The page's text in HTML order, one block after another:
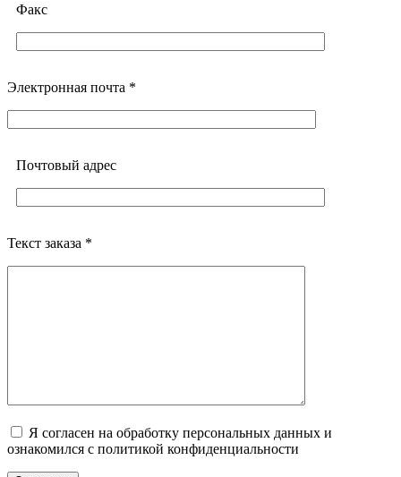
Факс
Электронная почта *
Почтовый адреc
Текст заказа *
Я согласен на обработку персональных данных и
ознакомился с политикой конфиденциальности